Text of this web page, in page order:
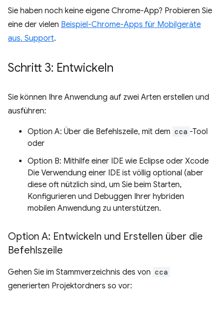
Sie haben noch keine eigene Chrome-App? Probieren Sie
eine der vielen Beispiel-Chrome-Apps für Mobilgeräte
aus. Support.
Schritt 3: Entwickeln
Sie können Ihre Anwendung auf zwei Arten erstellen und
ausführen:
Option A: Über die Befehlszeile, mit dem cca -Tool
oder
Option B: Mithilfe einer IDE wie Eclipse oder Xcode
Die Verwendung einer IDE ist völlig optional (aber
diese oft nützlich sind, um Sie beim Starten,
Konfigurieren und Debuggen Ihrer hybriden
mobilen Anwendung zu unterstützen.
Option A: Entwickeln und Erstellen über die
Befehlszeile
Gehen Sie im Stammverzeichnis des von cca
generierten Projektordners so vor: